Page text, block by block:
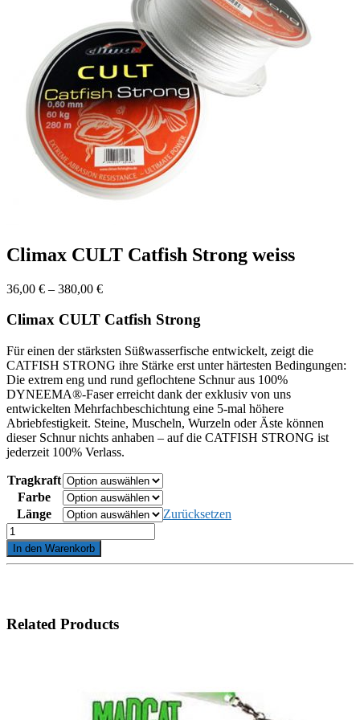
Climax CULT Catfish Strong weiss
36,00 € – 380,00 €Preisspanne:
bis
Climax CULT Catfish Strong
Für einen der stärksten Süßwasserfische entwickelt, zeigt die
CATFISH STRONG ihre Stärke erst unter härtesten Bedingungen:
Die extrem eng und rund geflochtene Schnur aus 100%
DYNEEMA®-Faser erreicht dank der exklusiv von uns
entwickelten Mehrfachbeschichtung eine 5-mal höhere
Abriebfestigkeit. Steine, Muscheln, Wurzeln oder Äste können
dieser Schnur nichts anhaben – auf die CATFISH STRONG ist
jederzeit 100% Verlass.
Tragkraft
Farbe
Länge
Zurücksetzen
Climax
CULT
Catfish
In den Warenkorb
Related Products